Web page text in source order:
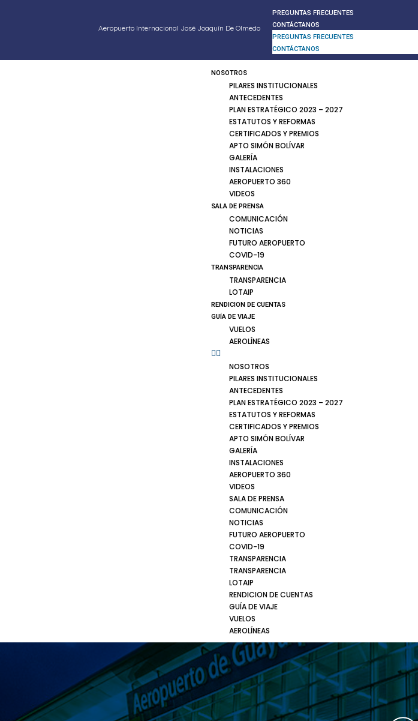
Aeropuerto Internacional José Joaquín De Olmedo
PREGUNTAS FRECUENTES
CONTÁCTANOS
PREGUNTAS FRECUENTES
CONTÁCTANOS
NOSOTROS
PILARES INSTITUCIONALES
ANTECEDENTES
PLAN ESTRATÉGICO 2023 – 2027
ESTATUTOS Y REFORMAS
CERTIFICADOS Y PREMIOS
APTO SIMÓN BOLÍVAR
GALERÍA
INSTALACIONES
AEROPUERTO 360
VIDEOS
SALA DE PRENSA
COMUNICACIÓN
NOTICIAS
FUTURO AEROPUERTO
COVID-19
TRANSPARENCIA
TRANSPARENCIA
LOTAIP
RENDICION DE CUENTAS
GUÍA DE VIAJE
VUELOS
AEROLÍNEAS
NOSOTROS
PILARES INSTITUCIONALES
ANTECEDENTES
PLAN ESTRATÉGICO 2023 – 2027
ESTATUTOS Y REFORMAS
CERTIFICADOS Y PREMIOS
APTO SIMÓN BOLÍVAR
GALERÍA
INSTALACIONES
AEROPUERTO 360
VIDEOS
SALA DE PRENSA
COMUNICACIÓN
NOTICIAS
FUTURO AEROPUERTO
COVID-19
TRANSPARENCIA
TRANSPARENCIA
LOTAIP
RENDICION DE CUENTAS
GUÍA DE VIAJE
VUELOS
AEROLÍNEAS